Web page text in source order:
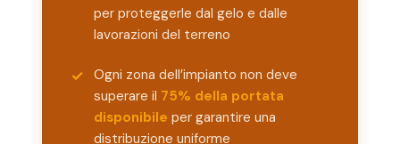
per proteggerle dal gelo e dalle
lavorazioni del terreno
Ogni zona dell’impianto non deve
superare il 75% della portata
disponibile per garantire una
distribuzione uniforme